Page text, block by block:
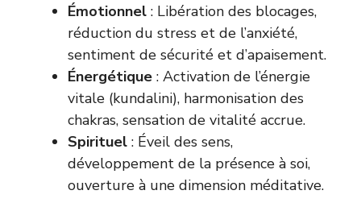
Émotionnel : Libération des blocages,
réduction du stress et de l’anxiété,
sentiment de sécurité et d’apaisement.
Énergétique : Activation de l’énergie
vitale (kundalini), harmonisation des
chakras, sensation de vitalité accrue.
Spirituel : Éveil des sens,
développement de la présence à soi,
ouverture à une dimension méditative.